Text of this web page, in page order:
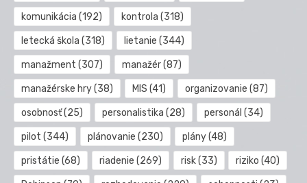
komunikácia (192) kontrola (318)
letecká škola (318) lietanie (344)
manažment (307) manažér(87)
manažérske hry(38) MIS (41) organizovanie (87)
osobnosť(25) personalistika (28) personál (34)
pilot (344) plánovanie (230) plány(48)
pristátie (68) riadenie (269) risk(33) riziko (40)